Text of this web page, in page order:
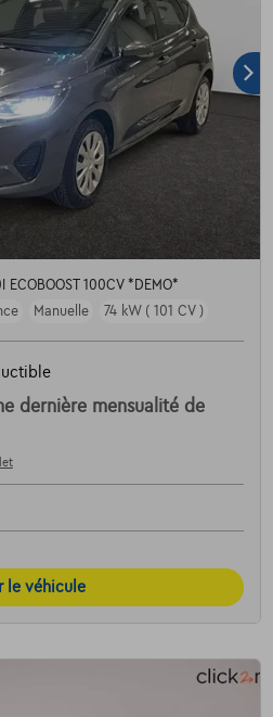
100CV *DEMO*
Manuelle 74 kW ( 101 CV )
dernière mensualité de
le véhicule